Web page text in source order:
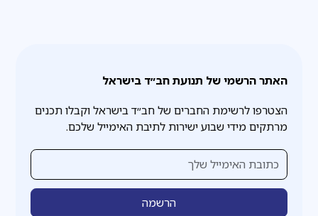
האתר הרשמי של תנועת חב״ד בישראל
הצטרפו לרשימת החברים של חב״ד בישראל וקבלו תכנים
מרתקים מידי שבוע ישירות לתיבת האימייל שלכם.